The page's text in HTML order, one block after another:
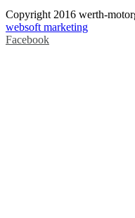
Copyright 2016 werth-
websoft marketing
Facebook